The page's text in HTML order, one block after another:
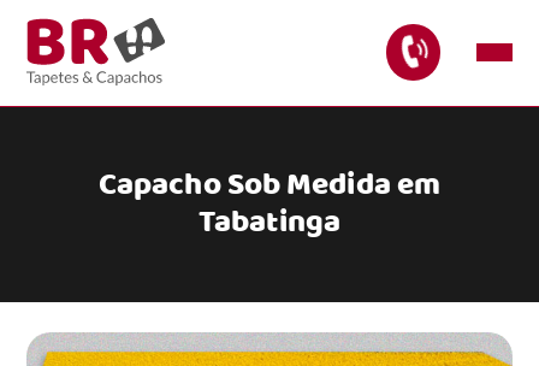
Capacho Sob Medida em
Tabatinga